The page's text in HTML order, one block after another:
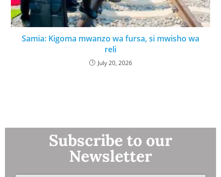
Samia: Kigoma mwanzo wa fursa, si mwisho wa
reli
July 20, 2026
Subscribe to our
Newsletter